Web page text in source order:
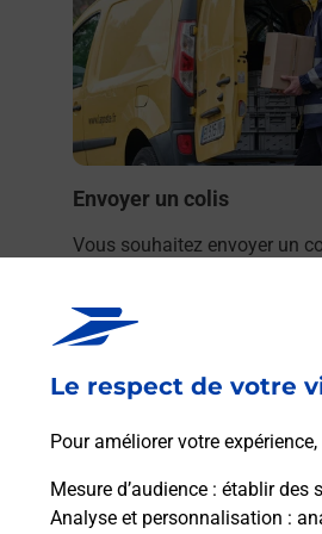
Le respect de votre
Pour améliorer votre
Mesure d’audience : établir des
Analyse et personnalisation :
Envoyer un colis
Vous souhaitez envoyer un